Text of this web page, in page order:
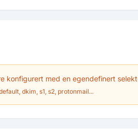
konfigurert med en egendefinert
dkim, s1, s2, protonmail...